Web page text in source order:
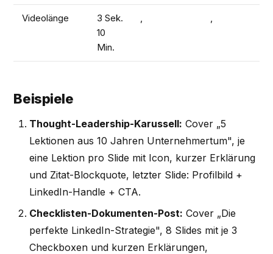
Videolänge
3 Sek.
10
Min.
Beispiele
Thought-Leadership-Karussell: Cover „5
Lektionen aus 10 Jahren Unternehmertum", je
eine Lektion pro Slide mit Icon, kurzer Erklärung
und Zitat-Blockquote, letzter Slide: Profilbild +
LinkedIn-Handle + CTA.
Checklisten-Dokumenten-Post: Cover „Die
perfekte LinkedIn-Strategie", 8 Slides mit je 3
Checkboxen und kurzen Erklärungen,